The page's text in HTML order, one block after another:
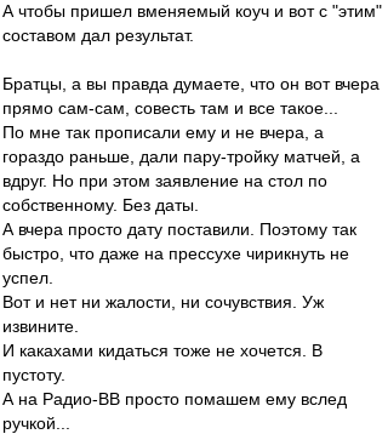
А чтобы пришел вменяемый коуч и вот с "этим"
составом дал результат.
Братцы, а вы правда думаете, что он вот вчера
прямо сам-сам, совесть там и все такое...
По мне так прописали ему и не вчера, а
гораздо раньше, дали пару-тройку матчей, а
вдруг. Но при этом заявление на стол по
собственному. Без даты.
А вчера просто дату поставили. Поэтому так
быстро, что даже на прессухе чирикнуть не
успел.
Вот и нет ни жалости, ни сочувствия. Уж
извините.
И какахами кидаться тоже не хочется. В
пустоту.
А на Радио-ВВ просто помашем ему вслед
ручкой...